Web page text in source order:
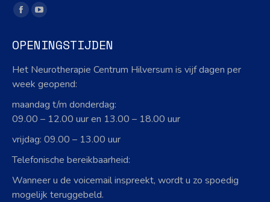
Vind ons op:
Facebook
opens
in
new
YouTube
opens
new
OPENINGSTIJDEN
Het Neurotherapie Centrum Hilversum is vijf dagen per
week geopend:
maandag t/m donderdag:
09.00 – 12.00 uur en 13.00 – 18.00 uur
vrijdag: 09.00 – 13.00 uur
Telefonische bereikbaarheid:
Wanneer u de voicemail inspreekt, wordt u zo spoedig
mogelijk teruggebeld.